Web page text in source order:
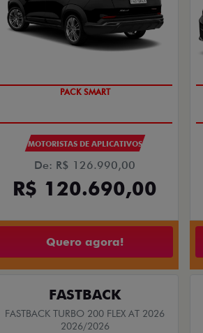
PACK SMART
MOTORISTAS DE APLICATIVOS
De: R$ 126.990,00
R$ 120.690,00
Quero agora!
FASTBACK
FASTBACK TURBO 200 FLEX AT 2026
2026/2026